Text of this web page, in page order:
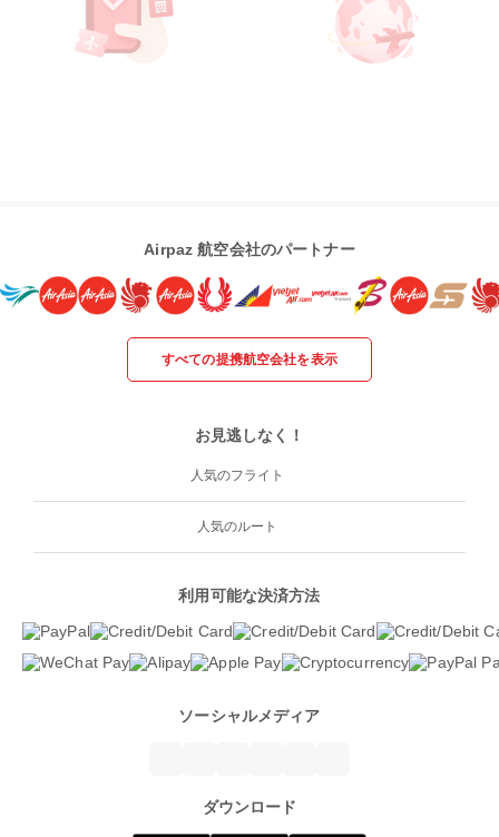
Airpaz 航空会社のパートナー
すべての提携航空会社を表示
お見逃しなく！
人気のフライト
人気のルート
利用可能な決済方法
ソーシャルメディア
ダウンロード